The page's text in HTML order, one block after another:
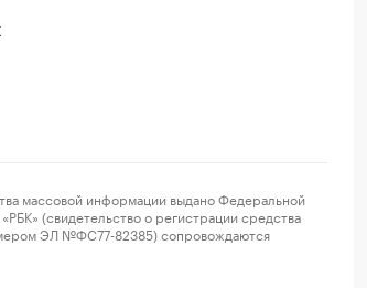
массовой информации выдано Федеральной
(свидетельство о регистрации средства
ЭЛ №ФС77-82385) сопровождаются